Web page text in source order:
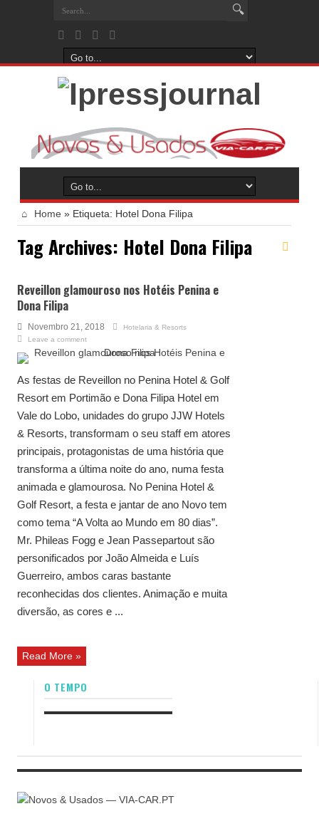
Home » Etiqueta: Hotel Dona Filipa
Tag Archives: Hotel Dona Filipa
Reveillon glamouroso nos Hotéis Penina e
Dona Filipa
Novembro 21, 2018
Hotelaria & Resorts
Leave a comment
As festas de Reveillon no Penina Hotel & Golf
Resort em Portimão e Dona Filipa Hotel em
Vale do Lobo, unidades do grupo JJW Hotels
& Resorts, transformam o seu staff em atores
principais, protagonistas de uma história que
transforma a última noite do ano, numa festa
animada e glamourosa. No Penina Hotel &
Golf Resort, a festa e jantar de ano Novo tem
como tema “A Volta ao Mundo em 80 dias”.
Mr. Phileas Fogg e Jean Passepartout são
personificados por João Almeida e Luís
Guerreiro, ambos caras bastante
reconhecidas dos clientes. Animação e muita
diversão, as cores e ...
Read More »
O TEMPO